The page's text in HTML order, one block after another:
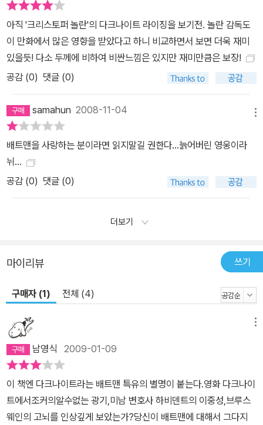
아직 '크리스토퍼 놀란'의 다크나이트 라이징을 보기전. 놀란 감독도
이 만화에서 많은 영향을 받았다고 하니 비교하면서 보면 더욱 재미
있을듯! 다소 두께에 비하여 비싼느낌은 있지만 재미만큼은 보장!
공감 (0) 댓글 (0)
samahun 2008-11-04
배트맨을 사랑하는 분이라면 읽지말길 권한다...늙어버린 영웅이라
뉘...
공감 (0) 댓글 (0)
더보기
마이리뷰 쓰기
구매자 (1) 전체 (4)
남영식 2009-01-09
이 책엔 다크나이트라는 배트맨 특유의 별명이 붙는다.영화 다크나이
트에서조커의알수없는 광기,미남 변호사 하비덴트의 이중성,브루스
웨인의 고뇌를 인상깊게 보았는가?당신이 배트맨에 대해서 그다지